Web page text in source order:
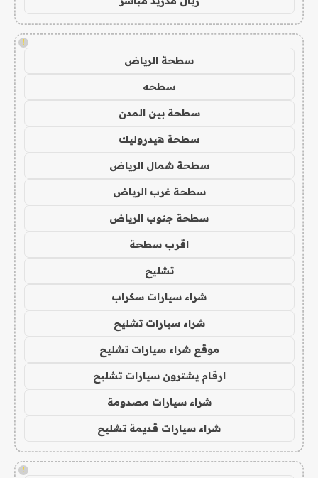
!
سطحة الرياض
سطحه
سطحة بين المدن
سطحة هيدروليك
سطحة شمال الرياض
سطحة غرب الرياض
سطحة جنوب الرياض
اقرب سطحة
تشليح
شراء سيارات سكراب
شراء سيارات تشليح
موقع شراء سيارات تشليح
ارقام يشترون سيارات تشليح
شراء سيارات مصدومة
شراء سيارات قديمة تشليح
!